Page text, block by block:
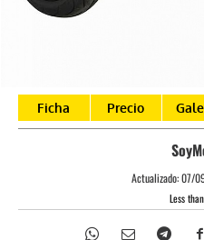
Ficha Precio
Actualizado:07/
Less